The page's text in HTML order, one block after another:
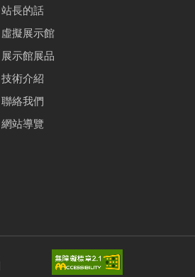
站長的話
虛擬展示館
展示館展品
技術介紹
聯絡我們
網站導覽